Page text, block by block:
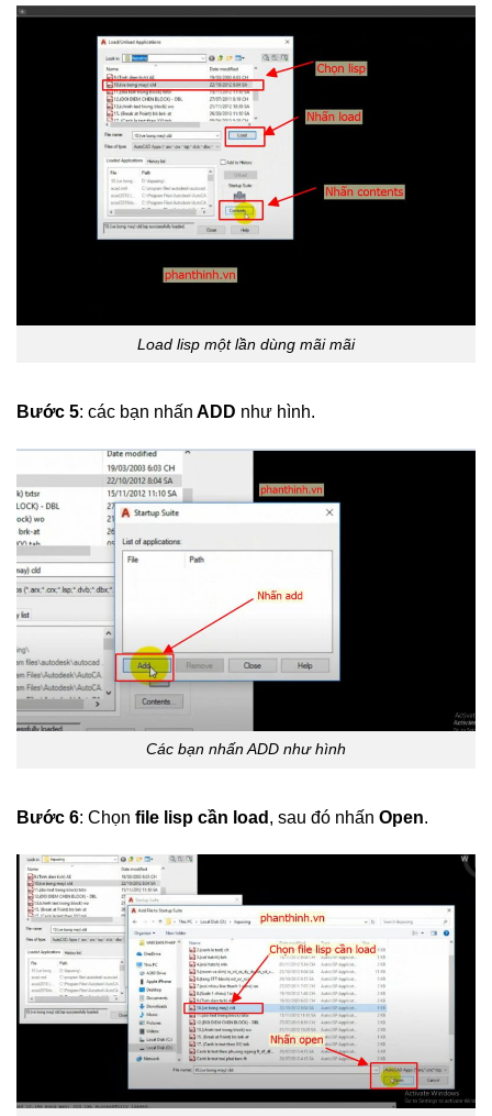
Load lisp một lần dùng mãi mãi
Bước 5: các bạn nhấn ADD như hình.
Các bạn nhấn ADD như hình
Bước 6: Chọn file lisp cần load , sau đó nhấn Open.